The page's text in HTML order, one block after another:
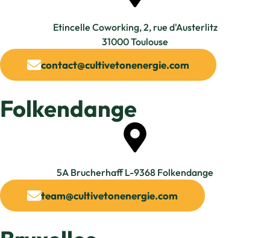
Etincelle Coworking, 2, rue d'Austerlitz
31000 Toulouse
contact@cultivetonenergie.com
Folkendange
5A Brucherhaff L-9368 Folkendange​
team@cultivetonenergie.com